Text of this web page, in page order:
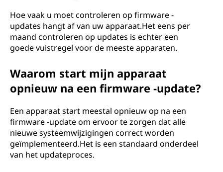
Hoe vaak u moet controleren op firmware -
updates hangt af van uw apparaat.Het eens per
maand controleren op updates is echter een
goede vuistregel voor de meeste apparaten.
Waarom start mijn apparaat
opnieuw na een firmware -update?
Een apparaat start meestal opnieuw op na een
firmware -update om ervoor te zorgen dat alle
nieuwe systeemwijzigingen correct worden
geïmplementeerd.Het is een standaard onderdeel
van het updateproces.